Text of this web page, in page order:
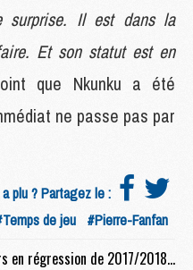
surprise. Il est dans la
Et son statut est en
que Nkunku a été
ne passe pas par
plu ? Partagez le :
de jeu #Pierre-Fanfan
Supporters : Les joueurs en régression de 2017/2018, selon les stats